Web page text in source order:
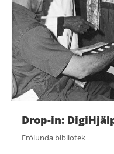
Drop-in:
Frölunda bibliotek